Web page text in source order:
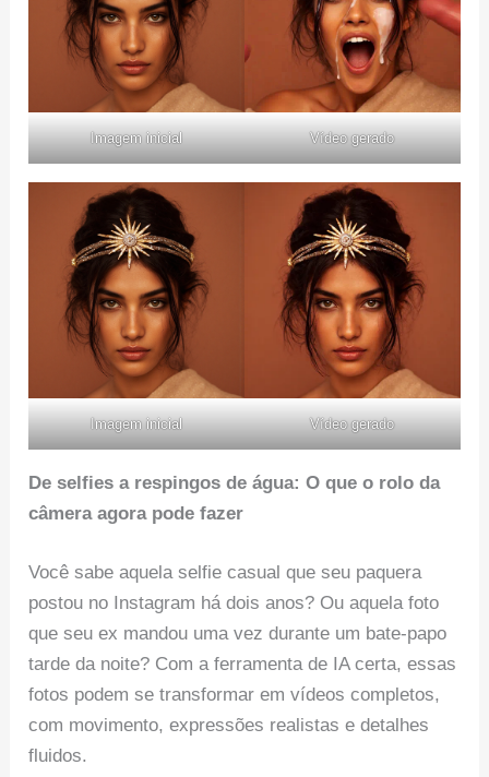
Imagem inicial Vídeo gerado
Imagem inicial Vídeo gerado
De selfies a respingos de água: O que o rolo da
câmera agora pode fazer
Você sabe aquela selfie casual que seu paquera
postou no Instagram há dois anos? Ou aquela foto
que seu ex mandou uma vez durante um bate-papo
tarde da noite? Com a ferramenta de IA certa, essas
fotos podem se transformar em vídeos completos,
com movimento, expressões realistas e detalhes
fluidos.